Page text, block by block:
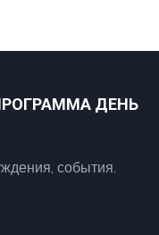
ДЕНЬ
события.